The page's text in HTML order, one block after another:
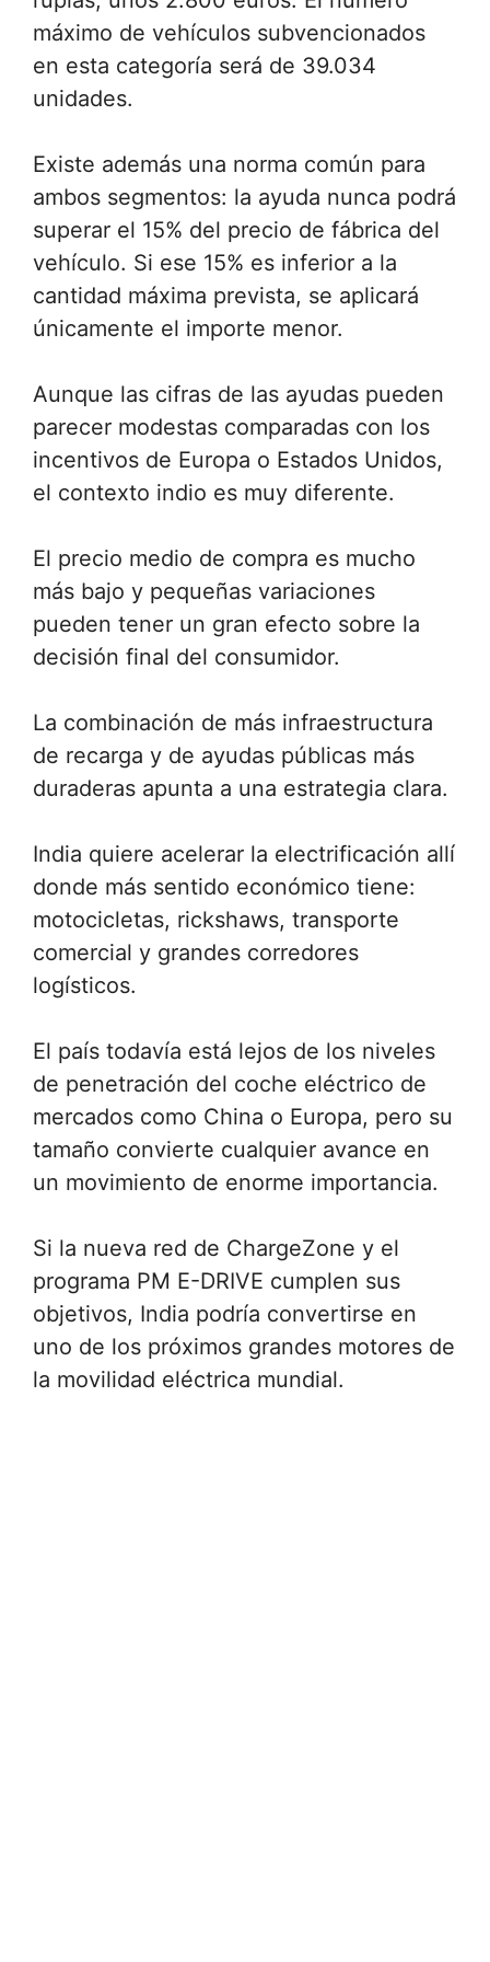
máximo de vehículos subvencionados
en esta categoría será de 39.034
unidades.
Existe además una norma común para
ambos segmentos: la ayuda nunca podrá
superar el 15% del precio de fábrica del
vehículo. Si ese 15% es inferior a la
cantidad máxima prevista, se aplicará
únicamente el importe menor.
Aunque las cifras de las ayudas pueden
parecer modestas comparadas con los
incentivos de Europa o Estados Unidos,
el contexto indio es muy diferente.
El precio medio de compra es mucho
más bajo y pequeñas variaciones
pueden tener un gran efecto sobre la
decisión final del consumidor.
La combinación de más infraestructura
de recarga y de ayudas públicas más
duraderas apunta a una estrategia clara.
India quiere acelerar la electrificación allí
donde más sentido económico tiene:
motocicletas, rickshaws, transporte
comercial y grandes corredores
logísticos.
El país todavía está lejos de los niveles
de penetración del coche eléctrico de
mercados como China o Europa, pero su
tamaño convierte cualquier avance en
un movimiento de enorme importancia.
Si la nueva red de ChargeZone y el
programa PM E-DRIVE cumplen sus
objetivos, India podría convertirse en
uno de los próximos grandes motores de
la movilidad eléctrica mundial.